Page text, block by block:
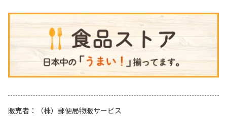
販売者
（株）郵便局物販サービス